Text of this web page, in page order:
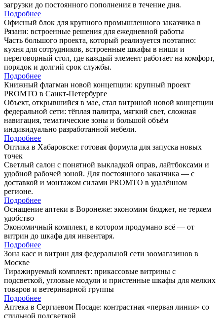
загрузки до постоянного пополнения в течение дня.
Подробнее
Офисный блок для крупного промышленного заказчика в
Рязани: встроенные решения для ежедневной работы
Часть большого проекта, который реализуется поэтапно:
кухня для сотрудников, встроенные шкафы в ниши и
переговорный стол, где каждый элемент работает на комфорт,
порядок и долгий срок службы.
Подробнее
Книжный флагман новой концепции: крупный проект
PROMTO в Санкт-Петербурге
Объект, открывшийся в мае, стал витриной новой концепции
федеральной сети: тёплая палитра, мягкий свет, сложная
навигация, тематические зоны и большой объём
индивидуально разработанной мебели.
Подробнее
Оптика в Хабаровске: готовая формула для запуска новых
точек
Светлый салон с понятной выкладкой оправ, лайтбоксами и
удобной рабочей зоной. Для постоянного заказчика — с
доставкой и монтажом силами PROMTO в удалённом
регионе.
Подробнее
Оснащение аптеки в Воронеже: экономим бюджет, не теряем
удобство
Экономичный комплект, в котором продумано всё — от
витрин до шкафа для инвентаря.
Подробнее
Зона касс и витрин для федеральной сети зоомагазинов в
Москве
Тиражируемый комплект: прикассовые витрины с
подсветкой, угловые модули и пристенные шкафы для мелких
товаров и ветеринарной группы
Подробнее
Аптека в Сергиевом Посаде: контрастная «первая линия» со
стильной подсветкой